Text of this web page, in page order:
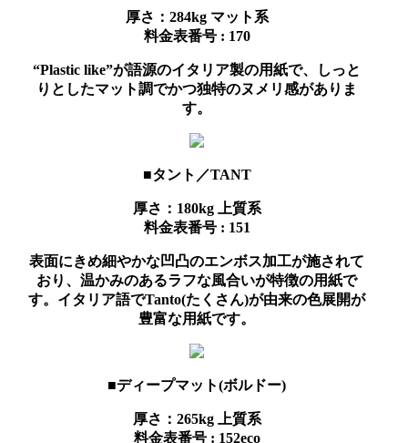
厚さ：284kg マット系
料金表番号 : 170
“Plastic like”が語源のイタリア製の用紙で、しっと
りとしたマット調でかつ独特のヌメリ感がありま
す。
■タント／TANT
厚さ：180kg
上質系
料金表番号 : 151
表面にきめ細やかな凹凸のエンボス加工が施されて
おり、温かみのあるラフな風合いが特徴の用紙で
す。イタリア語でTanto(たくさん)が由来の色展開が
豊富な用紙です。
■ディープマット(ボルドー)
厚さ：265kg
上質系
料金表番号 : 152eco